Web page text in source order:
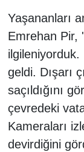
Yaşananları
Emrehan Pir,
ilgileniyorduk.
geldi. Dışarı
saçıldığını
çevredeki
Kameraları
devirdiğini